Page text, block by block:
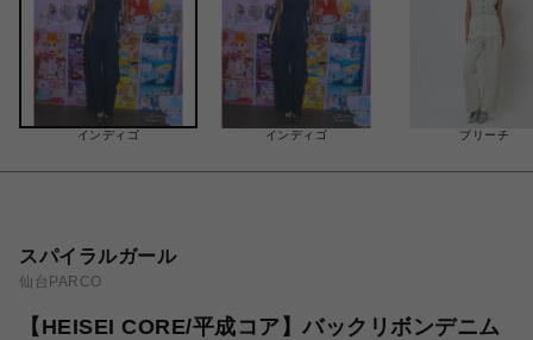
インディゴ インディゴ ブリーチ
スパイラルガール
仙台PARCO
【HEISEI CORE/平成コア】バックリボンデニム